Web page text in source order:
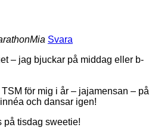
Svara
– jag bjuckar på middag eller b-
för mig i år – jajamensan – på
och dansar igen!
på tisdag sweetie!